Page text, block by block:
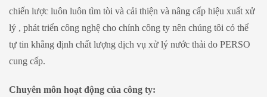
chiến lược luôn luôn tìm tòi và cải thiện và nâng cấp hiệu xuất xử
lý , phát triển công nghệ cho chính công ty nên chúng tôi có thể
tự tin khẳng định chất lượng dịch vụ xử lý nước thải do PERSO
cung cấp.
Chuyên môn hoạt động của công ty: